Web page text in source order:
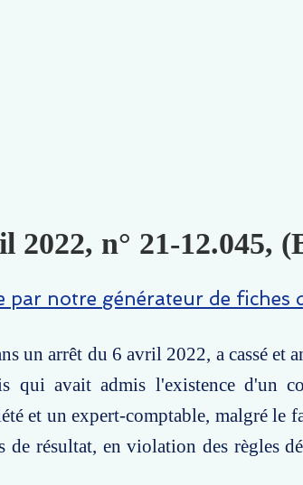
2022, n° 21-12.045,
par notre générateur de fiches
un arrêt du 6 avril 2022, a cassé et
qui avait admis l'existence d'un
et un expert-comptable, malgré le
de résultat, en violation des règles